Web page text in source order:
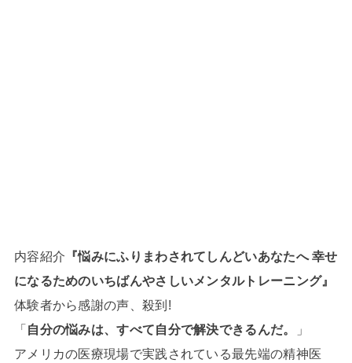
内容紹介 『悩みにふりまわされてしんどいあなたへ 幸せ
になるためのいちばんやさしいメンタルトレーニング』
体験者から感謝の声、殺到!
「自分の悩みは、すべて自分で解決できるんだ。
」
アメリカの医療現場で実践されている最先端の精神医